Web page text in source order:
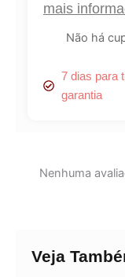
mais
Não há
7 dias para
garantia
Nenhuma
Veja